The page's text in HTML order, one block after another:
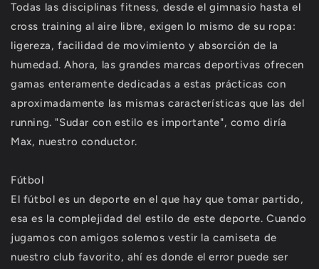
Todas las disciplinas fitness, desde el gimnasio hasta el
cross training al aire libre, exigen lo mismo de su ropa:
ligereza, facilidad de movimiento y absorción de la
humedad. Ahora, las grandes marcas deportivas ofrecen
gamas enteramente dedicadas a estas prácticas con
aproximadamente las mismas características que las del
running. "Sudar con estilo es importante", como diría
Max, nuestro conductor.
Fútbol
El fútbol es un deporte en el que hay que tomar partido,
esa es la complejidad del estilo de este deporte. Cuando
jugamos con amigos solemos vestir la camiseta de
nuestro club favorito, ahí es donde el error puede ser